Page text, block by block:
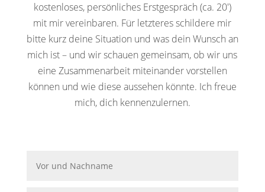
kostenloses, persönliches Erstgespräch (ca. 20′)
mit mir vereinbaren. Für letzteres schildere mir
bitte kurz deine Situation und was dein Wunsch an
mich ist – und wir schauen gemeinsam, ob wir uns
eine Zusammenarbeit miteinander vorstellen
können und wie diese aussehen könnte. Ich freue
mich, dich kennenzulernen.